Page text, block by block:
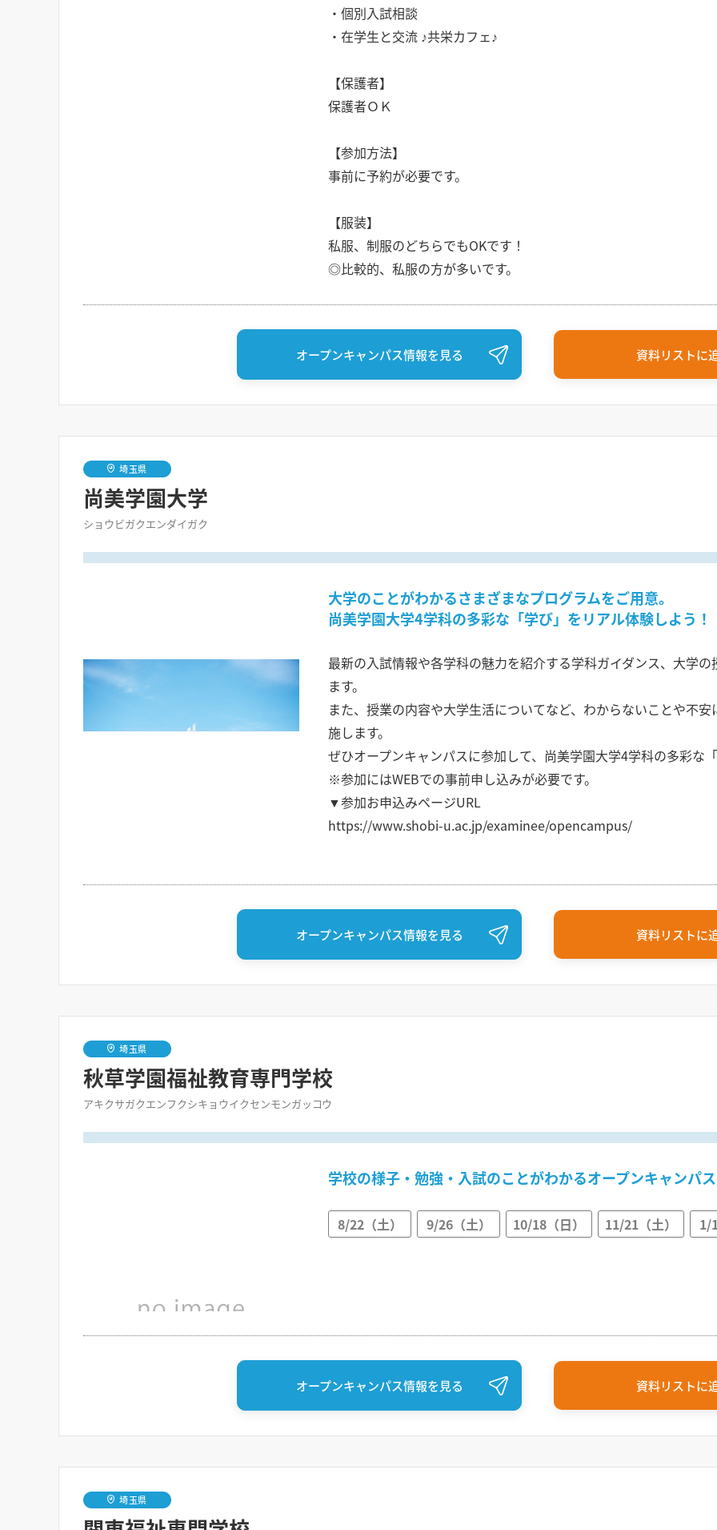
・個別入試相談
・在学生と交流 ♪共栄カフェ♪
【保護者】
保護者ＯＫ
【参加方法】
事前に予約が必要です。
【服装】
私服、制服のどちらでもOKです！
◎比較的、私服の方が多いです。
オープンキャンパス情報を見る 資料リストに
埼玉県
尚美学園大学
ショウビガクエンダイガク
大学のことがわかるさまざまなプログラムをご用意。
尚美学園大学4学科の多彩な「学び」をリアル体験しよう！
最新の入試情報や各学科の魅力を紹介する学科ガイダンス、大学
ます。
また、授業の内容や大学生活についてなど、わからないことや不
施します。
ぜひオープンキャンパスに参加して、尚美学園大学4学科の多彩な
※参加にはWEBでの事前申し込みが必要です。
▼参加お申込みページURL
https://www.shobi-u.ac.jp/examinee/opencampus/
オープンキャンパス情報を見る 資料リストに
埼玉県
秋草学園福祉教育専門学校
アキクサガクエンフクシキョウイクセンモンガッコウ
学校の様子・勉強・入試のことがわかるオープンキャンパ
8/22（土） 9/26（土） 10/18（日） 11/21（土） 1/
オープンキャンパス情報を見る 資料リストに
埼玉県